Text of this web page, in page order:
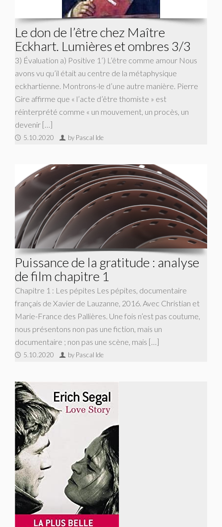
Le don de l’être chez Maître
Eckhart. Lumières et ombres 3/3
3) Évaluation a) Positive 1’) L’être comme amour Nous
avons vu qu’il était au centre de la métaphysique
eckhartienne. Montrons-le d’une autre manière. Pierre
Gire affirme que « l’acte d’être thomiste » est
réinterprété comme « un mouvement, un procès, un
devenir […]
5.10.2020 by Pascal Ide
Puissance de la gratitude : analyse
de film chapitre 1
Chapitre 1 : Les pépites Les pépites, documentaire
français de Xavier de Lauzanne, 2016. Avec Christian et
Marie-France des Pallières. Une fois n’est pas coutume,
nous présentons non pas une fiction, mais un
documentaire ; non pas une scène, mais […]
5.10.2020 by Pascal Ide